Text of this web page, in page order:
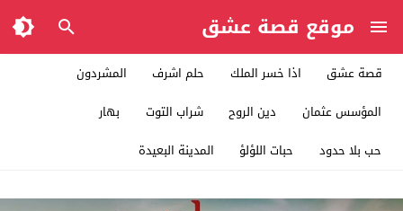
موقع قصة عشق
قصة عشق اذا خسر الملك حلم اشرف
المشردون
المؤسس عثمان
دين الروح شراب التوت
بهار
حب بلا حدود
حبات اللؤلؤ المدينة البعيدة